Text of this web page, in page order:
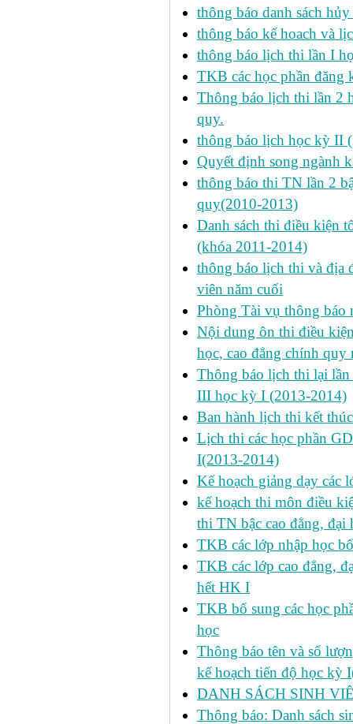
thông báo danh sách
thông báo kế hoach và
thông báo lịch thi lần I
TKB các học phần
Thông báo lịch thi lần 2
quy.
thông báo lịch học kỳ II
Quyết định song ngành
thông báo thi TN lần 2
quy(2010-2013)
Danh sách thi điều kiện
(khóa 2011-2014)
thông báo lịch thi và địa
viên năm cuối
Phòng Tài vụ thông báo
Nội dung ôn thi điều
học, cao đẳng chính quy
Thông báo lịch thi lại
III học kỳ I (2013-2014)
Ban hành lịch thi kết
Lịch thi các học phần
I(2013-2014)
Kế hoạch giảng dạy các
kế hoạch thi môn điều
thi TN bậc cao đẳng, đại
TKB các lớp nhập học
TKB các lớp cao đẳng,
hết HK I
TKB bổ sung các học
học
Thông báo tên và số
kế hoạch tiến độ học kỳ
DANH SÁCH SINH
Thông báo: Danh sách